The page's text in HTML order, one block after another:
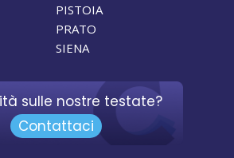
PISTOIA
PRATO
SIENA
sulle nostre testate?
Contattaci